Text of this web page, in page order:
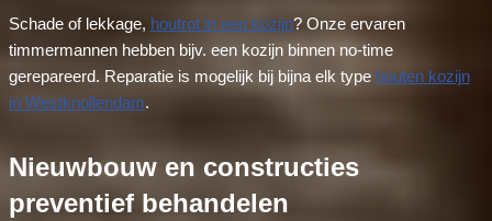
Schade of lekkage, houtrot in een kozijn? Onze ervaren
timmermannen hebben bijv. een kozijn binnen no-time
gerepareerd. Reparatie is mogelijk bij bijna elk type houten kozijn
in Westknollendam.
Nieuwbouw en constructies
preventief behandelen